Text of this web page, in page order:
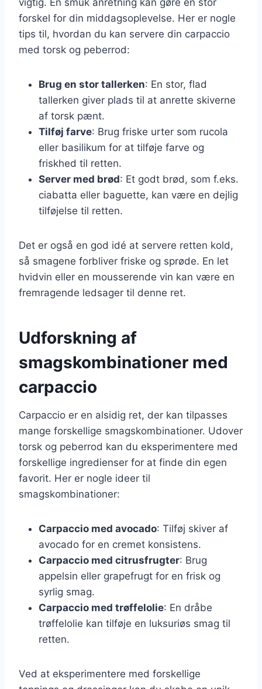
forskel for din middagsoplevelse. Her er nogle
tips til, hvordan du kan servere din carpaccio
med torsk og peberrod:
Brug en stor tallerken: En stor, flad
tallerken giver plads til at anrette skiverne
af torsk pænt.
Tilføj farve: Brug friske urter som rucola
eller basilikum for at tilføje farve og
friskhed til retten.
Server med brød: Et godt brød, som f.eks.
ciabatta eller baguette, kan være en dejlig
tilføjelse til retten.
Det er også en god idé at servere retten kold,
så smagene forbliver friske og sprøde. En let
hvidvin eller en mousserende vin kan være en
fremragende ledsager til denne ret.
Udforskning af
smagskombinationer med
carpaccio
Carpaccio er en alsidig ret, der kan tilpasses
mange forskellige smagskombinationer. Udover
torsk og peberrod kan du eksperimentere med
forskellige ingredienser for at finde din egen
favorit. Her er nogle ideer til
smagskombinationer:
Carpaccio med avocado: Tilføj skiver af
avocado for en cremet konsistens.
Carpaccio med citrusfrugter: Brug
appelsin eller grapefrugt for en frisk og
syrlig smag.
Carpaccio med trøffelolie: En dråbe
trøffelolie kan tilføje en luksuriøs smag til
retten.
Ved at eksperimentere med forskellige